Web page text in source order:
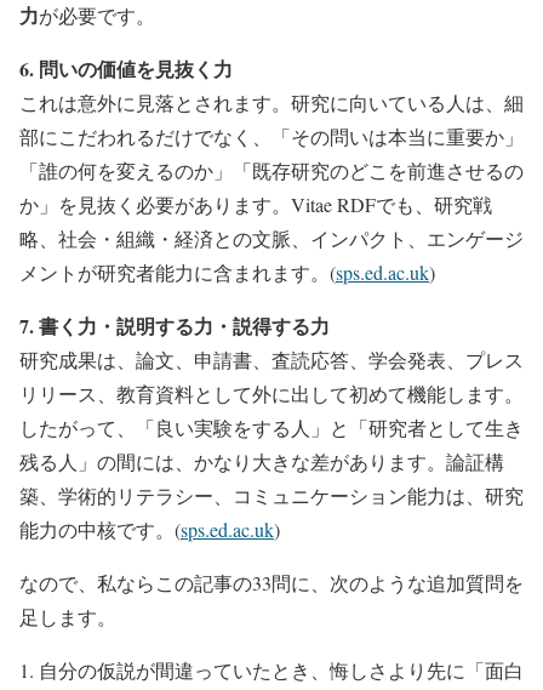
力が必要です。
6. 問いの価値を見抜く力
これは意外に見落とされます。研究に向いている人は、細
部にこだわれるだけでなく、「その問いは本当に重要か」
「誰の何を変えるのか」「既存研究のどこを前進させるの
か」を見抜く必要があります。Vitae RDFでも、研究戦
略、社会・組織・経済との文脈、インパクト、エンゲージ
メントが研究者能力に含まれます。(sps.ed.ac.uk)
7. 書く力・説明する力・説得する力
研究成果は、論文、申請書、査読応答、学会発表、プレス
リリース、教育資料として外に出して初めて機能します。
したがって、「良い実験をする人」と「研究者として生き
残る人」の間には、かなり大きな差があります。論証構
築、学術的リテラシー、コミュニケーション能力は、研究
能力の中核です。(sps.ed.ac.uk)
なので、私ならこの記事の33問に、次のような追加質問を
足します。
自分の仮説が間違っていたとき、悔しさより先に「面白